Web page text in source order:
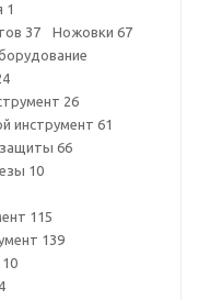
1
37 Ножовки 67
26
инструмент 61
защиты 66
10
115
139
10